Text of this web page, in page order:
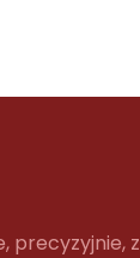
precyzyjnie, z